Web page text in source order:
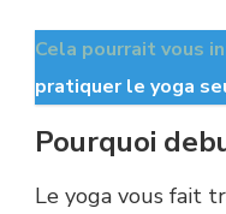
Cela pourrait vous
pratiquer le yoga
Pourquoi
Le yoga vous fait